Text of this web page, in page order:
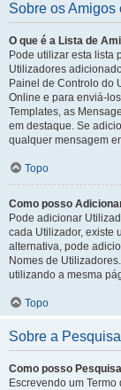
Sobre os Amigos
O que é a Lista de
Pode utilizar esta lista
Utilizadores
Painel de Controlo do
Online e para enviá-
Templates, as
em destaque. Se
qualquer mensagem
Topo
Como posso
Pode adicionar
cada Utilizador, existe
alternativa, pode
Nomes de
utilizando a mesma
Topo
Sobre a Pesquisa
Como posso
Escrevendo um